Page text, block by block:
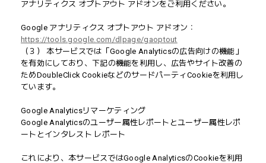
アナリティクス オプトアウト アドオンをご利用ください。
Google アナリティクス オプトアウト アドオン：
https://tools.google.com/dlpage/gaoptout
（３） 本サービスでは「Google Analyticsの広告向けの機能」
を有効にしており、下記の機能を利用し、広告やサイト改善の
ためDoubleClick CookieなどのサードパーティCookieを利用し
ています。
Google Analyticsリマーケティング
Google Analyticsのユーザー属性レポートとユーザー属性レポ
ートとインタレスト レポート
これにより、本サービスではGoogle AnalyticsのCookieを利用